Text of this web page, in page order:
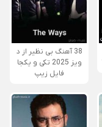
38 آهنگ بی نظیر از د
ویز 2025 تکی و یکجا
فایل زیپ